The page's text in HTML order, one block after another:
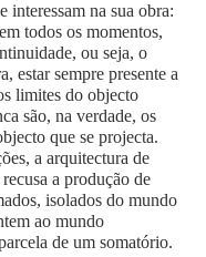
interessam na sua obra:
todos os momentos,
ou seja, o
estar sempre presente a
limites do objecto
são, na verdade, os
que se projecta.
a arquitectura de
a produção de
isolados do mundo
ao mundo
de um somatório.